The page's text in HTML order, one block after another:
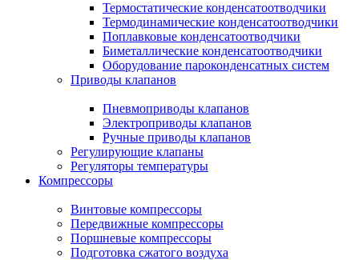
Термостатические конденсатоотводчики
Термодинамические конденсатоотводчики
Поплавковые конденсатоотводчики
Биметаллические конденсатоотводчики
Оборудование пароконденсатных систем
Приводы клапанов
Пневмоприводы клапанов
Электроприводы клапанов
Ручные приводы клапанов
Регулирующие клапаны
Регуляторы температуры
Компрессоры
Винтовые компрессоры
Передвижные компрессоры
Поршневые компрессоры
Подготовка сжатого воздуха